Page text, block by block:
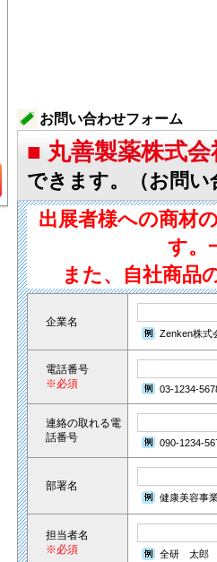
お問い合わせフォーム
■ 丸善製薬株式
できます。（お問い
出展者様への商材
す。
また、自社商品
企業名
Zenken株式
電話番号
※必須
03-1234-
連絡の取れる電
話番号
090-1234-
部署名
健康美容事
担当者名
※必須
全研 太郎